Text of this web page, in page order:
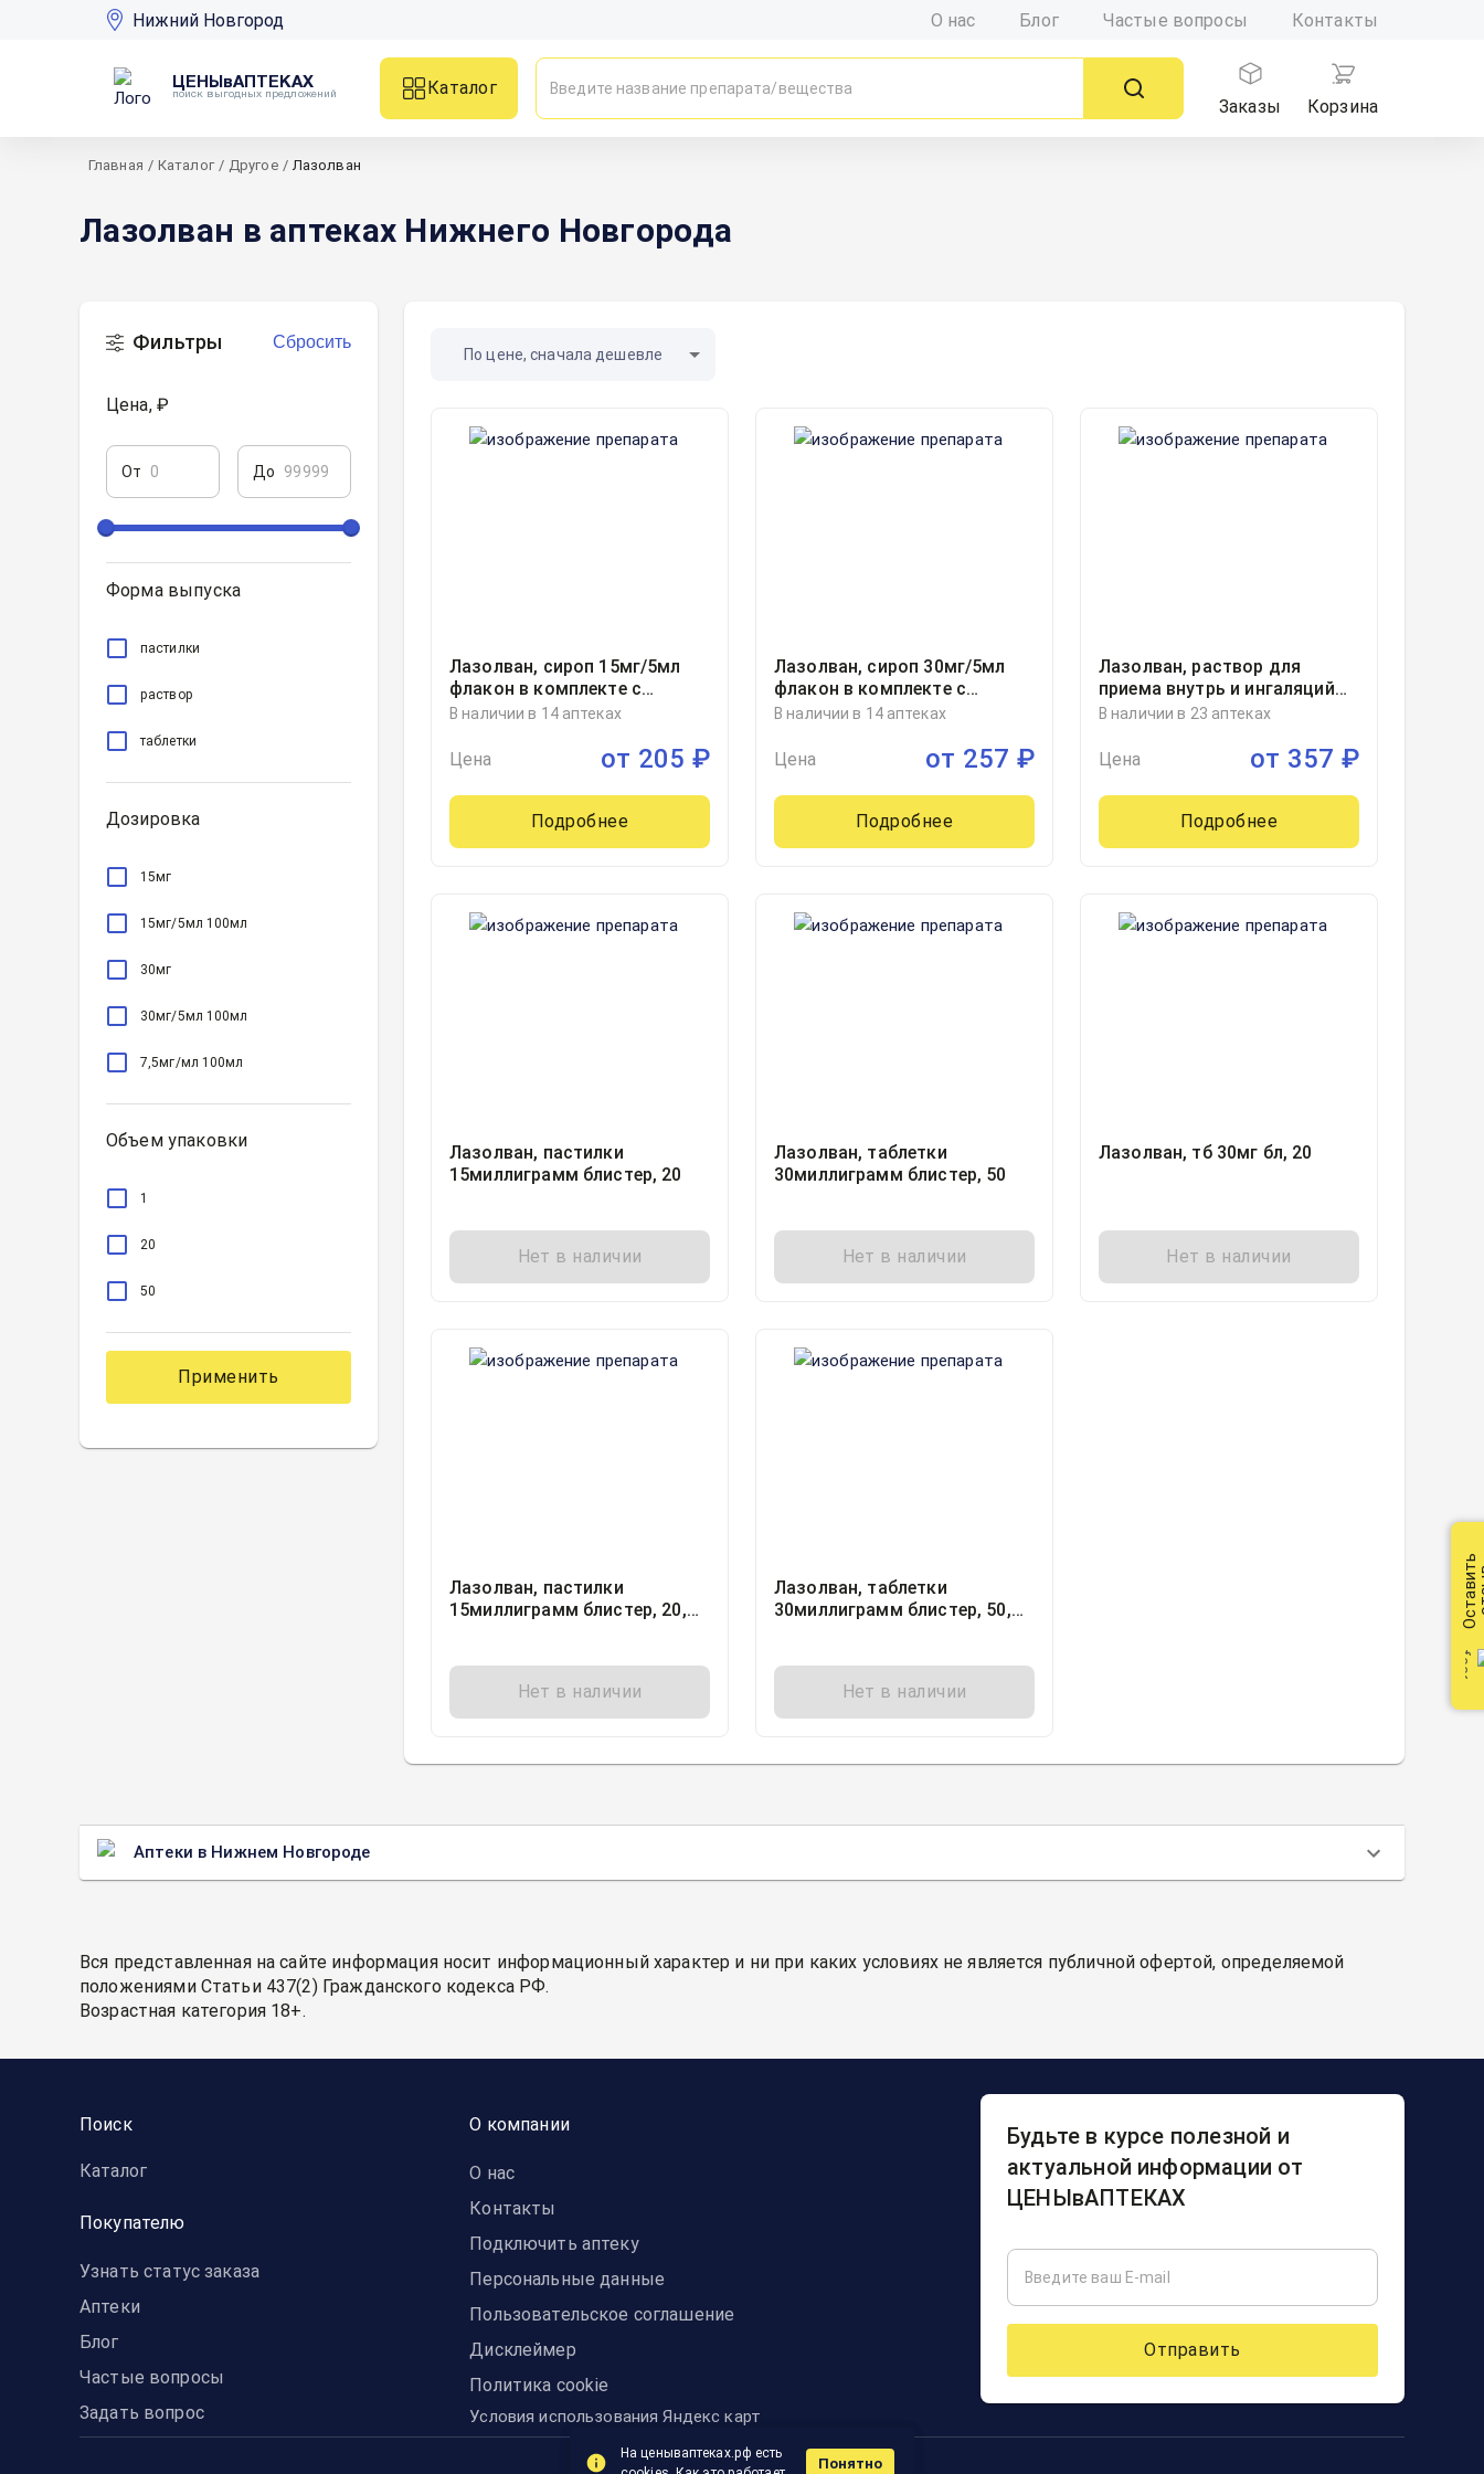
Нижний Новгород О нас Блог Частые вопросы Контакты
ЦЕНЫвАПТЕКАХ
поиск выгодных предложений
Каталог
Заказы
Корзина
Главная / Каталог / Другое / Лазолван
Лазолван в аптеках Нижнего Новгорода
Фильтры Сбросить
Цена, ₽
От До
Форма выпуска
пастилки
раствор
таблетки
Дозировка
15мг
15мг/5мл 100мл
30мг
30мг/5мл 100мл
7,5мг/мл 100мл
Объем упаковки
1
20
50
Применить
По цене, сначала дешевле
Лазолван, сироп 15мг/5мл
флакон в комплекте с
мерным стаканчиком
В наличии в 14 аптеках
Цена от 205 ₽
Подробнее
Лазолван, сироп 30мг/5мл
флакон в комплекте с
мерным стаканчиком
В наличии в 14 аптеках
Цена от 257 ₽
Подробнее
Лазолван, раствор для
приема внутрь и ингаляций
7.5мг/мл флакон-капельница
с мерным стаканчиком
В наличии в 23 аптеках
Цена от 357 ₽
Подробнее
Лазолван, пастилки
15миллиграмм блистер, 20
Нет в наличии
Лазолван, таблетки
30миллиграмм блистер, 50
Нет в наличии
Лазолван, тб 30мг бл, 20
Нет в наличии
Лазолван, пастилки
15миллиграмм блистер, 20,
Нет в наличии
Лазолван, таблетки
30миллиграмм блистер, 50,
Нет в наличии
Аптеки в Нижнем Новгороде
Вся представленная на сайте информация носит информационный характер и ни при каких условиях не является публичной офертой, определяемой
положениями Статьи 437(2) Гражданского кодекса РФ.
Возрастная категория 18+.
Поиск
Каталог
Покупателю
Узнать статус заказа
Аптеки
Блог
Частые вопросы
Задать вопрос
О компании
О нас
Контакты
Подключить аптеку
Персональные данные
Пользовательское соглашение
Дисклеймер
Политика cookie
Условия использования Яндекс карт
Будьте в курсе полезной и
актуальной информации от
ЦЕНЫвАПТЕКАХ
Отправить
Оставить
На ценываптеках.рф есть
Понятно